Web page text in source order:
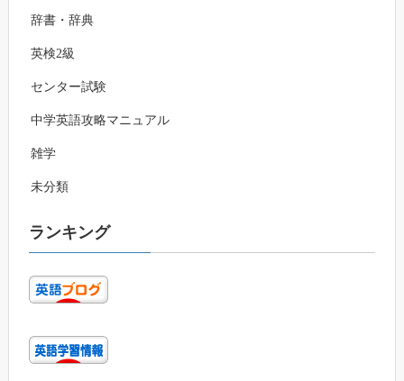
辞書・辞典
英検2級
センター試験
中学英語攻略マニュアル
雑学
未分類
ランキング